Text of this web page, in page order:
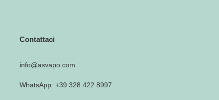
Contattaci
info@asvapo.com
WhatsApp: +39 328 422 8997